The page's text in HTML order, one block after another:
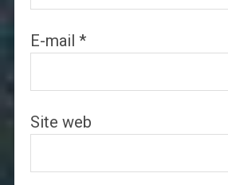
E-mail *
Site web